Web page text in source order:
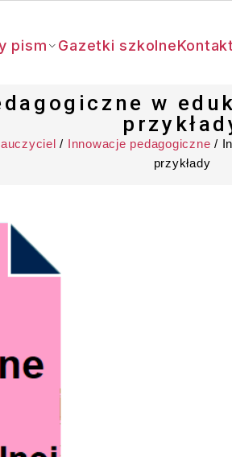
pism Gazetki szkolneKontakt
w
/ Innowacje pedagogiczne /
przykłady